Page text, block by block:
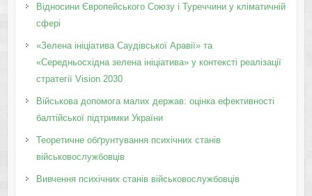
Відносини Європейського Союзу і Туреччини у кліматичній
сфері
«Зелена ініціатива Саудівської Аравії» та
«Середньосхідна зелена ініціатива» у контексті реалізації
стратегії Vision 2030
Військова допомога малих держав: оцінка ефективності
балтійської підтримки України
Теоретичне обґрунтування психічних станів
військовослужбовців
Вивчення психічних станів військовослужбовців